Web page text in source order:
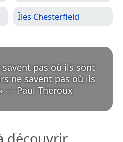
Îles Chesterfield
pas où ils sont
ne savent pas où ils
— Paul Theroux